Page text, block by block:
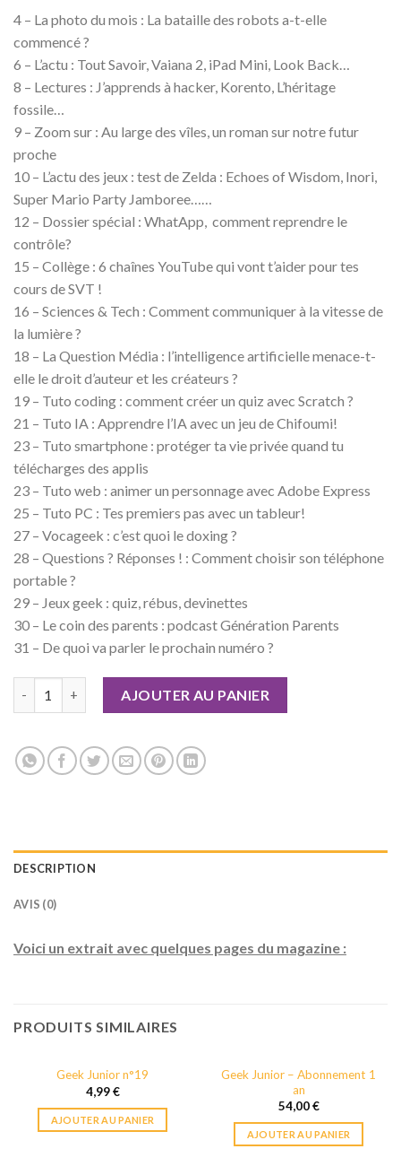
4 – La photo du mois : La bataille des robots a-t-elle
commencé ?
6 – L’actu : Tout Savoir, Vaiana 2, iPad Mini, Look Back…
8 – Lectures : J’apprends à hacker, Korento, L’héritage
fossile…
9 – Zoom sur : Au large des vîles, un roman sur notre futur
proche
10 – L’actu des jeux : test de Zelda : Echoes of Wisdom, Inori,
Super Mario Party Jamboree……
12 – Dossier spécial : WhatApp, comment reprendre le
contrôle?
15 – Collège : 6 chaînes YouTube qui vont t’aider pour tes
cours de SVT !
16 – Sciences & Tech : Comment communiquer à la vitesse de
la lumière ?
18 – La Question Média : l’intelligence artificielle menace-t-
elle le droit d’auteur et les créateurs ?
19 – Tuto coding : comment créer un quiz avec Scratch ?
21 – Tuto IA : Apprendre l’IA avec un jeu de Chifoumi!
23 – Tuto smartphone : protéger ta vie privée quand tu
télécharges des applis
23 – Tuto web : animer un personnage avec Adobe Express
25 – Tuto PC : Tes premiers pas avec un tableur!
27 – Vocageek : c’est quoi le doxing ?
28 – Questions ? Réponses ! : Comment choisir son téléphone
portable ?
29 – Jeux geek : quiz, rébus, devinettes
30 – Le coin des parents : podcast Génération Parents
31 – De quoi va parler le prochain numéro ?
AJOUTER AU PANIER
DESCRIPTION
AVIS (0)
Voici un extrait avec quelques pages du magazine :
PRODUITS SIMILAIRES
Geek Junior n°19
4,99€
AJOUTER AU PANIER
Geek Junior – Abonnement 1
an
54,00€
AJOUTER AU PANIER